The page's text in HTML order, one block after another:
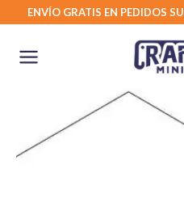
contenido
ENVÍO GRATIS EN PEDIDOS